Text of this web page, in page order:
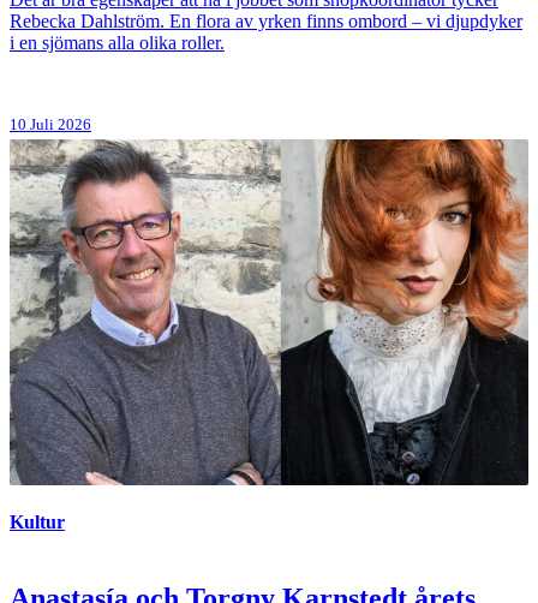
Rebecka Dahlström. En flora av yrken finns ombord – vi djupdyker
i en sjömans alla olika roller.
10 Juli 2026
Kultur